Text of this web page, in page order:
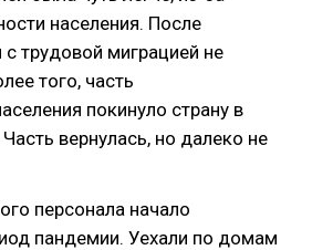
населения. После
трудовой миграцией не
того, часть
покинуло страну в
вернулась, но далеко не
персонала начало
пандемии. Уехали по домам